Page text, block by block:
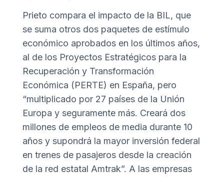
Prieto compara el impacto de la BIL, que
se suma otros dos paquetes de estímulo
económico aprobados en los últimos años,
al de los Proyectos Estratégicos para la
Recuperación y Transformación
Económica (PERTE) en España, pero
“multiplicado por 27 países de la Unión
Europa y seguramente más. Creará dos
millones de empleos de media durante 10
años y supondrá la mayor inversión federal
en trenes de pasajeros desde la creación
de la red estatal Amtrak”. A las empresas